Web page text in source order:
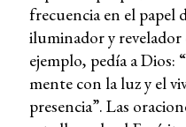
frecuencia en el papel
iluminador y
ejemplo, pedía a Dios:
mente con la luz y el
presencia”. Las